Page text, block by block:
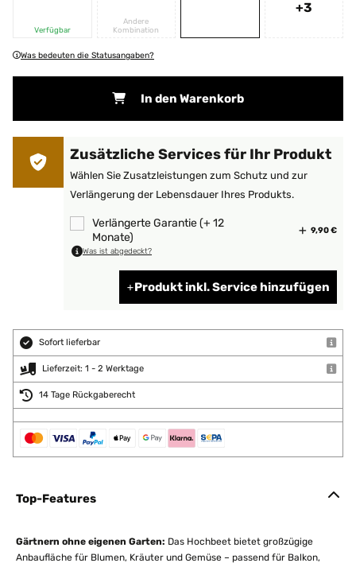
Verfügbar
Andere
Kombination
+3
Was bedeuten die Statusangaben?
In den Warenkorb
Zusätzliche Services für Ihr Produkt
Wählen Sie Zusatzleistungen zum Schutz und zur
Verlängerung der Lebensdauer Ihres Produkts.
Verlängerte Garantie (+ 12
Monate)
9,90 €
Was ist abgedeckt?
Produkt inkl. Service hinzufügen
Sofort lieferbar
Lieferzeit: 1 - 2 Werktage
14 Tage Rückgaberecht
Top-Features
Gärtnern ohne eigenen Garten: Das Hochbeet bietet großzügige
Anbaufläche für Blumen, Kräuter und Gemüse – passend für Balkon,